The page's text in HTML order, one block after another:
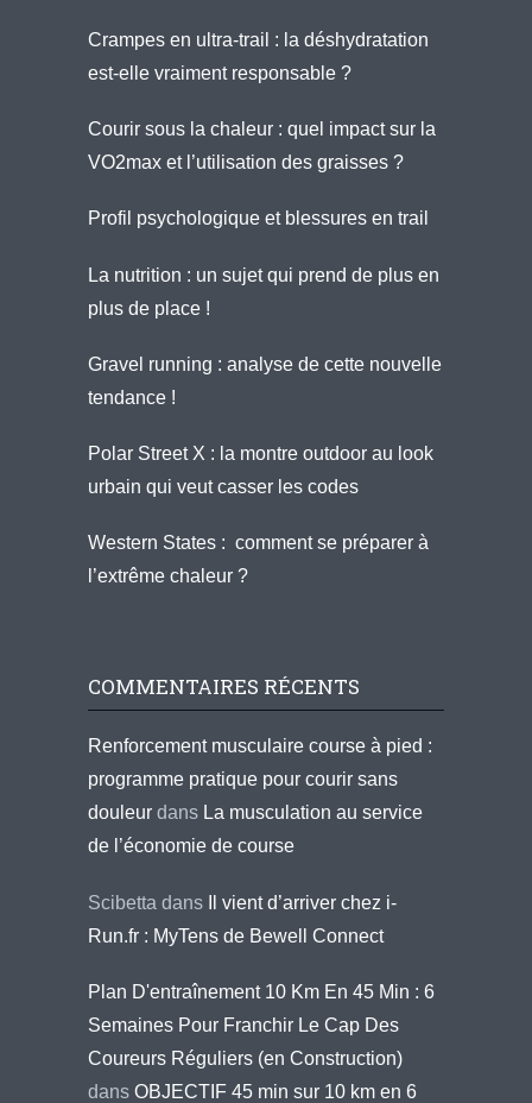
Crampes en ultra-trail : la déshydratation
est-elle vraiment responsable ?
Courir sous la chaleur : quel impact sur la
VO2max et l’utilisation des graisses ?
Profil psychologique et blessures en trail
La nutrition : un sujet qui prend de plus en
plus de place !
Gravel running : analyse de cette nouvelle
tendance !
Polar Street X : la montre outdoor au look
urbain qui veut casser les codes
Western States : comment se préparer à
l’extrême chaleur ?
COMMENTAIRES RÉCENTS
Renforcement musculaire course à pied :
programme pratique pour courir sans
douleur dans La musculation au service
de l’économie de course
Scibetta dans
Il vient d’arriver chez i-
Run.fr : MyTens de Bewell Connect
Plan D'entraînement 10 Km En 45 Min : 6
Semaines Pour Franchir Le Cap Des
Coureurs Réguliers (en Construction)
dans OBJECTIF 45 min sur 10 km en 6